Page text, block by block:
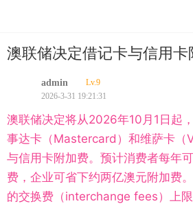
澳联储决定借记卡与信用卡
admin
Lv.9
2026-3-31 19:21:31
澳联储决定将从2026年10月1日起
事达卡（Mastercard）和维萨卡（
与信用卡附加费。预计消费者每年
费，企业可省下约两亿澳元附加费
的交换费（interchange fees）上